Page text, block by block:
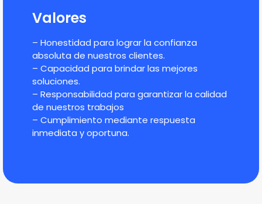
Valores
– Honestidad para lograr la confianza
absoluta de nuestros clientes.
– Capacidad para brindar las mejores
soluciones.
– Responsabilidad para garantizar la calidad
de nuestros trabajos
– Cumplimiento mediante respuesta
inmediata y oportuna.